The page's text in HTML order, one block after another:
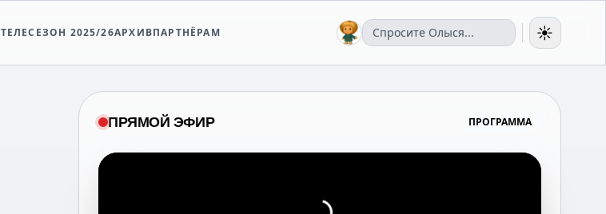
ТЕЛЕСЕЗОН 2025/26АРХИВПАРТНЁРАМ ☀️
ПРЯМОЙ ЭФИР ПРОГРАММА